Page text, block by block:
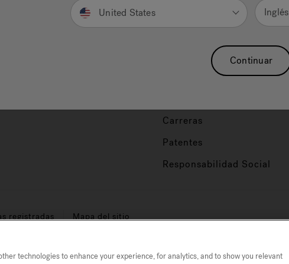
Propietarios Nuestra Marca
Hidroterapia
Asociaciones
Carreras
Patentes
Responsabilidad Social
registradas Mapa del sitio
United States Inglés
Continuar
technologies to enhance your experience, for analytics, and to show you relevant